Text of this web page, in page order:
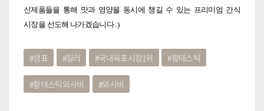
신제품들을 통해 맛과 영양을 동시에 챙길 수 있는 프리미엄 간식
시장을 선도해 나가겠습니다 :)
샘표 질러 국내육포시장1위 황태스틱
황태스틱와사비 와사비